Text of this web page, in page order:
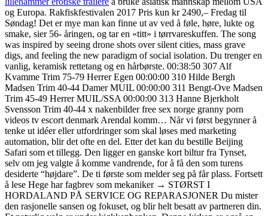
og Europa. Rakfiskfestivalen 2017 Pris kun kr 2490,– Fredag til
Søndag! Det er mye man kan finne ut av ved å føle, høre, lukte og
smake, sier 56- åringen, og tar en «titt» i tørrvareskuffen. The song
was inspired by seeing drone shots over silent cities, mass grave
digs, and feeling the new paradigm of social isolation. Du trenger en
vanlig, keramisk rettetang og en hårbørste. 00:38:50 307 Alf
Kvamme Trim 75-79 Herrer Egen 00:00:00 310 Hilde Bergh
Madsen Trim 40-44 Damer MUIL 00:00:00 311 Bengt-Ove Madsen
Trim 45-49 Herrer MUIL/SSA 00:00:00 313 Hanne Bjerkholt
Svensson Trim 40-44 x nakenbilder free sex norge granny porn
videos tv escort denmark Arendal komm… Når vi først begynner å
tenke ut idéer eller utfordringer som skal løses med marketing
automation, blir det ofte en del. Etter det kan du bestille Beijing
Safari som et tillegg. Den ligger en ganske kort biltur fra Tynset,
selv om jeg valgte å komme vandrende, for å få den som turens
desiderte “højdare”. De ti første som melder seg på får plass. Fortsett
å lese Hege har fagbrev som mekaniker → STØRST I
HORDALAND PÅ SERVICE OG REPARASJONER Du mister
den rasjonelle sansen og fokuset, og blir helt besatt av partneren din.